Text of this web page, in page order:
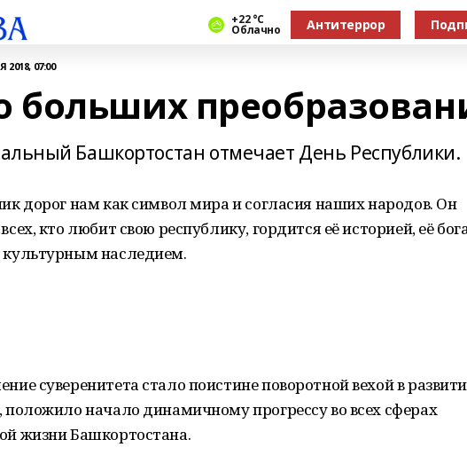
+22 °С
Облачно Антитеррор
2018, 07:00
больших
Башкортостан отмечает День Республики.
дорог нам как символ мира и согласия наших народов. Он
кто любит свою республику, гордится её историей, её
наследием.
суверенитета стало поистине поворотной вехой в
положило начало динамичному прогрессу во всех сферах
жизни Башкортостана.